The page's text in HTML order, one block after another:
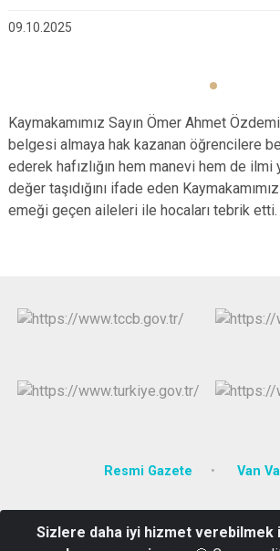
Erciş
09.10.2025
Kaymakamımız Sayın Ömer Ahmet
belgesi almaya hak kazanan öğrencilere
ederek hafızlığın hem manevi hem de
değer taşıdığını ifade eden
emeği geçen aileleri ile hocaları tebrik etti.
Resmi Gazete Van
e-mail:
Sizlere daha iyi hizmet verebilmek